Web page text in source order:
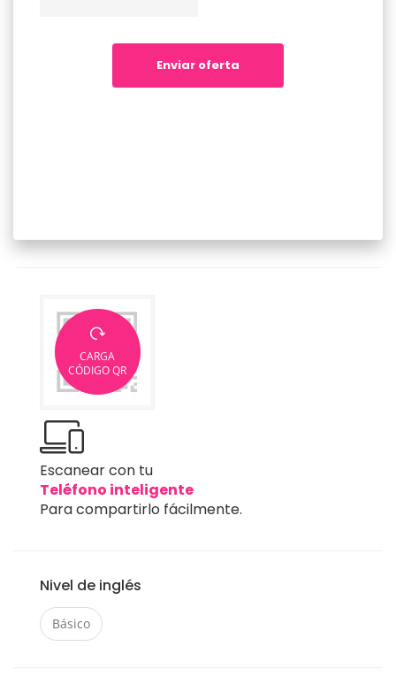
Enviar oferta
CARGA
CÓDIGO QR
Escanear con tu
Teléfono inteligente
Para compartirlo fácilmente.
Nivel de inglés
Básico